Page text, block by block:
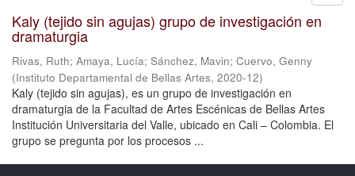
Kaly (tejido sin agujas) grupo de investigación en
dramaturgia
Rivas, Ruth; Amaya, Lucía; Sánchez, Mavin; Cuervo, Genny
(Instituto Departamental de Bellas Artes, 2020-12)
Kaly (tejido sin agujas), es un grupo de investigación en
dramaturgia de la Facultad de Artes Escénicas de Bellas Artes
Institución Universitaria del Valle, ubicado en Cali – Colombia. El
grupo se pregunta por los procesos ...